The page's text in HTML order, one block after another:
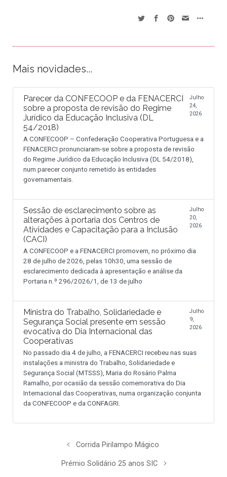
Mais novidades...
Parecer da CONFECOOP e da FENACERCI
sobre a proposta de revisão do Regime
Jurídico da Educação Inclusiva (DL
54/2018)
Julho
24,
2026
A CONFECOOP – Confederação Cooperativa Portuguesa e a
FENACERCI pronunciaram-se sobre a proposta de revisão
do Regime Jurídico da Educação Inclusiva (DL 54/2018),
num parecer conjunto remetido às entidades
governamentais.
Sessão de esclarecimento sobre as
alterações à portaria dos Centros de
Atividades e Capacitação para a Inclusão
(CACI)
Julho
20,
2026
A CONFECOOP e a FENACERCI promovem, no próximo dia
28 de julho de 2026, pelas 10h30, uma sessão de
esclarecimento dedicada à apresentação e análise da
Portaria n.º 296/2026/1, de 13 de julho
Ministra do Trabalho, Solidariedade e
Segurança Social presente em sessão
evocativa do Dia Internacional das
Cooperativas
Julho
9,
2026
No passado dia 4 de julho, a FENACERCI recebeu nas suas
instalações a ministra do Trabalho, Solidariedade e
Segurança Social (MTSSS), Maria do Rosário Palma
Ramalho, por ocasião da sessão comemorativa do Dia
Internacional das Cooperativas, numa organização conjunta
da CONFECOOP e da CONFAGRI.
Corrida Pirilampo Mágico
Prémio Solidário 25 anos SIC